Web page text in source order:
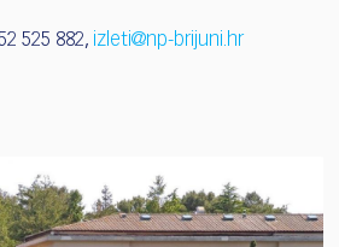
525 882, izleti@np-brijuni.hr